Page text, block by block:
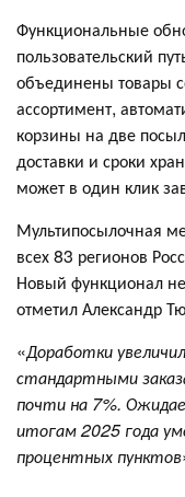
Функциональные
пользовательский
объединены товары
ассортимент,
корзины на две
доставки и сроки
может в один клик
Мультипосылочная
всех 83 регионов
Новый функционал
отметил Александр
«Доработки
стандартными
почти на 7%.
итогам 2025 года
процентных пунктов